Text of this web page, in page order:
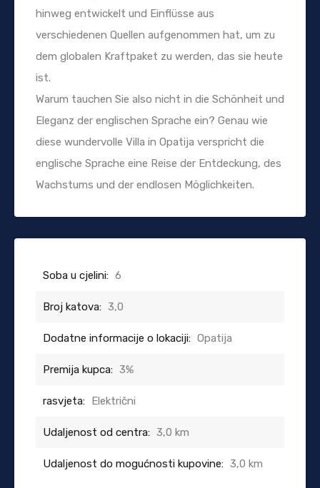
hinweg entwickelt und Einflüsse aus
verschiedenen Quellen aufgenommen hat, um zu
dem globalen Kraftpaket zu werden, das sie heute
ist.
Warum tauchen Sie also nicht in die Schönheit und
Eleganz der englischen Sprache ein? Genau wie
diese wundervolle Villa in Opatija verspricht die
englische Sprache eine Reise der Entdeckung, des
Wachstums und der endlosen Möglichkeiten.
Soba u cjelini: 6
Broj katova: 3,0
Dodatne informacije o lokaciji: Opatija
Premija kupca: 3%
rasvjeta: Električni
Udaljenost od centra: 3,0 km
Udaljenost do mogućnosti kupovine: 3,0 km